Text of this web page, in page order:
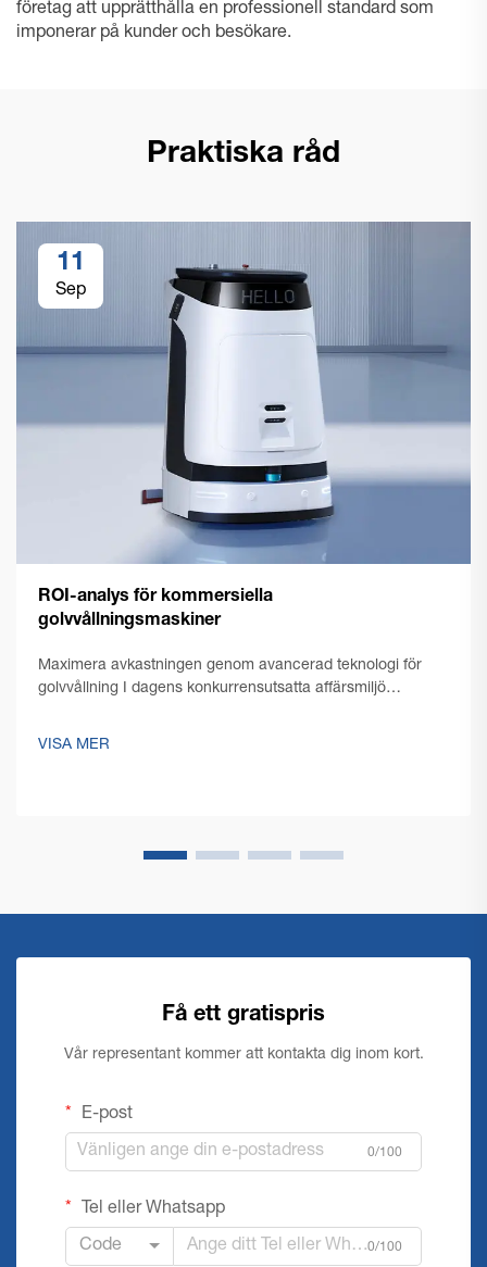
företag att upprätthålla en professionell standard som
imponerar på kunder och besökare.
Praktiska råd
11
Sep
ROI-analys för kommersiella
golvvållningsmaskiner
Maximera avkastningen genom avancerad teknologi för
golvvållning I dagens konkurrensutsatta affärsmiljö
optimera sina driftskostnader samtidigt som de
VISA MER
Få ett gratispris
Vår representant kommer att kontakta dig inom kort.
E-post
0/100
Tel eller Whatsapp
Code 0/100